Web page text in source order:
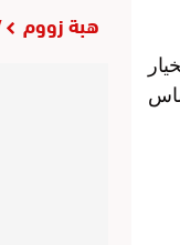
هبة زووم TV